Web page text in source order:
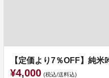
【定価より7％OFF】純
¥4,000 (税込/送料込)